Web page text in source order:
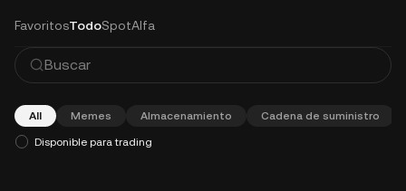
FavoritosTodoSpotAlfa
All Memes Almacenamiento Cadena de suministro
Disponible para trading